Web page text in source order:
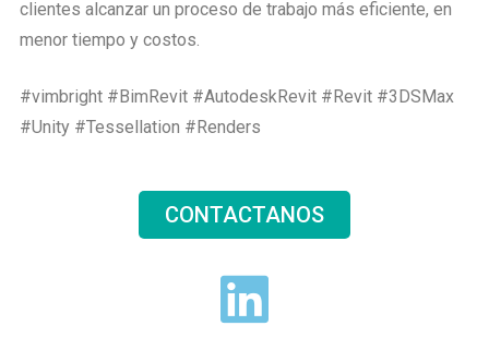
clientes alcanzar un proceso de trabajo más eficiente, en
menor tiempo y costos.
#vimbright #BimRevit #AutodeskRevit #Revit #3DSMax
#Unity #Tessellation #Renders
CONTACTANOS